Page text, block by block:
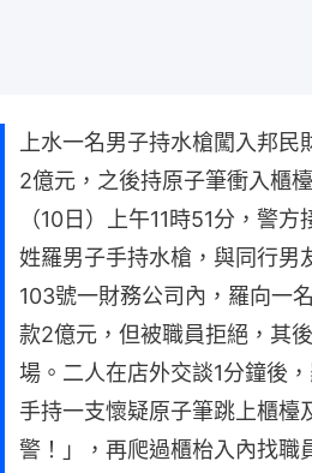
上水一名男子持水槍闖入邦
2億元，之後持原子筆衝入櫃
（10日）上午11時51分，警
姓羅男子手持水槍，與同行男
103號一財務公司內，羅向一
款2億元，但被職員拒絕，其
場。二人在店外交談1分鐘後
手持一支懷疑原子筆跳上櫃檯
警！」，再爬過櫃枱入內找職